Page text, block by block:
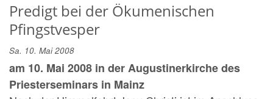
Predigt bei der Ökumenischen
Pfingstvesper
Sa. 10. Mai 2008
am 10. Mai 2008 in der Augustinerkirche des
Priesterseminars in Mainz